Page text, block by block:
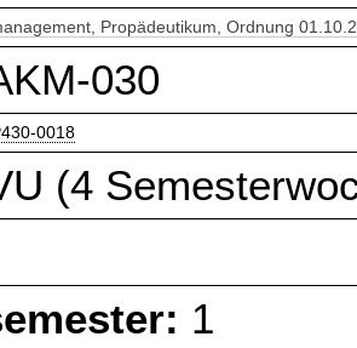
Propädeutikum, Ordnung
030
0018
(4
1